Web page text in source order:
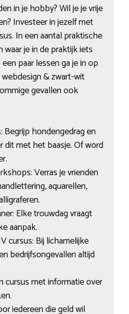
in je hobby? Wil je je vrije
Investeer in jezelf met
In een aantal praktische
je in de praktijk iets
paar lessen ga je in op
& zwart-wit
gevallen ook
Begrijp hondengedrag en
dit met het baasje. Of word
Verras je vrienden
aquarellen,
Elke trouwdag vraagt
aanpak.
cursus: Bij lichamelijke
bedrijfsongevallen altijd
cursus met informatie over
iedereen die geld wil